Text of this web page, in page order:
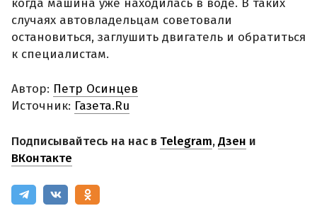
случаях автовладельцам советовали
остановиться, заглушить двигатель и обратиться
к специалистам.
Автор: Петр Осинцев
Источник: Газета.Ru
Подписывайтесь на нас в Telegram,Дзен и
ВКонтакте